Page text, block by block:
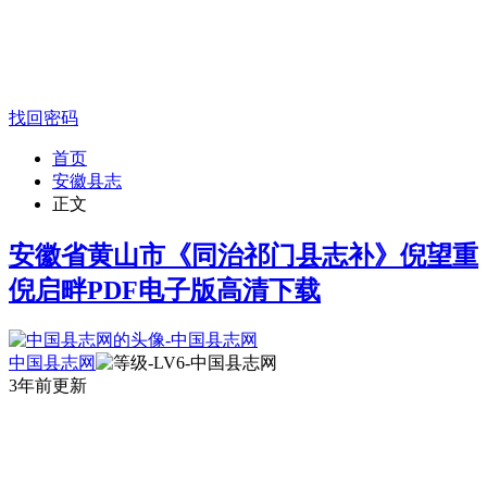
找回密码
首页
安徽县志
正文
安徽省黄山市《同治祁门县志补》倪望重
倪启畔PDF电子版高清下载
中国县志网
3年前更新